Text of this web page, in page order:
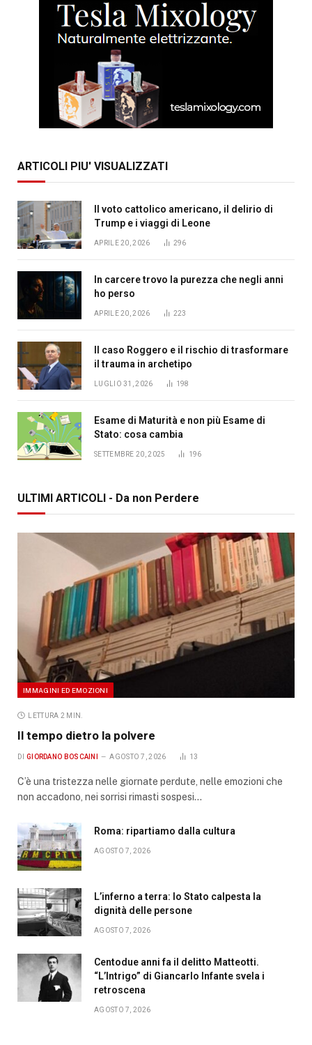
ARTICOLI PIU' VISUALIZZATI
Il voto cattolico americano, il delirio di
Trump e i viaggi di Leone
APRILE 20, 2026 296
In carcere trovo la purezza che negli anni
ho perso
APRILE 20, 2026 223
Il caso Roggero e il rischio di trasformare
il trauma in archetipo
LUGLIO 31, 2026 198
Esame di Maturità e non più Esame di
Stato: cosa cambia
SETTEMBRE 20, 2025 196
ULTIMI ARTICOLI - Da non Perdere
IMMAGINI ED EMOZIONI
LETTURA 2 MIN.
Il tempo dietro la polvere
DI GIORDANO BOSCAINI AGOSTO 7, 2026 13
C’è una tristezza nelle giornate perdute, nelle emozioni che
non accadono, nei sorrisi rimasti sospesi…
Roma: ripartiamo dalla cultura
AGOSTO 7, 2026
L’inferno a terra: lo Stato calpesta la
dignità delle persone
AGOSTO 7, 2026
Centodue anni fa il delitto Matteotti.
“L’Intrigo” di Giancarlo Infante svela i
retroscena
AGOSTO 7, 2026